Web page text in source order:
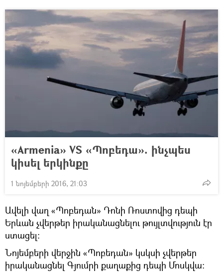
«Armenia» VS «Պոբեդա». ինչպես
կիսել երկինքը
1 նոյեմբերի 2016, 21:03
Ավելի վաղ «Պոբեդան» Դոնի Ռոստովից դեպի
Երևան չվերթեր իրականացնելու թույլտվություն էր
ստացել։
Նոյեմբերի վերջին «Պոբեդան» կսկսի չվերթեր
իրականացնել Գյումրի քաղաքից դեպի Մոսկվա։